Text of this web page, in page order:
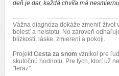
deň je dar, každá chvíľa má
Vážna diagnóza dokáže zmeniť život
bolesť a neistotu. No zároveň
blízkosti, láske, zmierení a pokoji.
ProjektCesta za snom vznikol pre
skutočnú hodnotu. Pre tých, ktorí už
"teraz".